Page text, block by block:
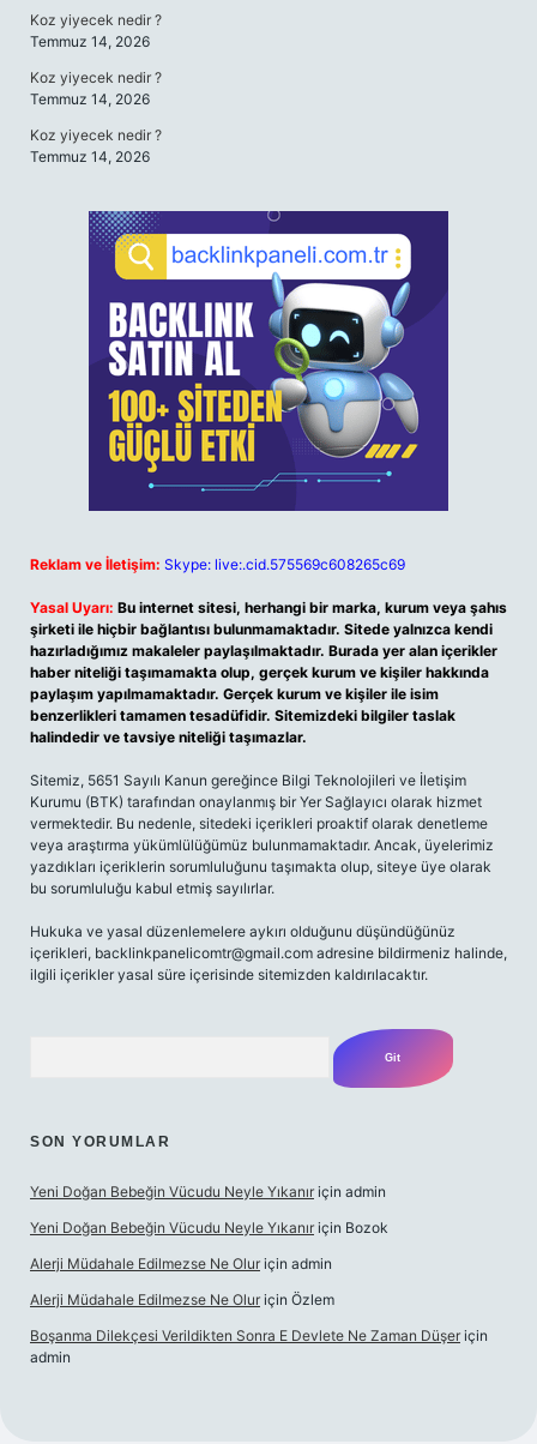
Koz yiyecek nedir ?
Temmuz 14, 2026
Koz yiyecek nedir ?
Temmuz 14, 2026
Koz yiyecek nedir ?
Temmuz 14, 2026
Reklam ve İletişim: Skype: live:.cid.575569c608265c69
Yasal Uyarı: Bu internet sitesi, herhangi bir marka, kurum veya şahıs
şirketi ile hiçbir bağlantısı bulunmamaktadır. Sitede yalnızca kendi
hazırladığımız makaleler paylaşılmaktadır. Burada yer alan içerikler
haber niteliği taşımamakta olup, gerçek kurum ve kişiler hakkında
paylaşım yapılmamaktadır. Gerçek kurum ve kişiler ile isim
benzerlikleri tamamen tesadüfidir. Sitemizdeki bilgiler taslak
halindedir ve tavsiye niteliği taşımazlar.
Sitemiz, 5651 Sayılı Kanun gereğince Bilgi Teknolojileri ve İletişim
Kurumu (BTK) tarafından onaylanmış bir Yer Sağlayıcı olarak hizmet
vermektedir. Bu nedenle, sitedeki içerikleri proaktif olarak denetleme
veya araştırma yükümlülüğümüz bulunmamaktadır. Ancak, üyelerimiz
yazdıkları içeriklerin sorumluluğunu taşımakta olup, siteye üye olarak
bu sorumluluğu kabul etmiş sayılırlar.
Hukuka ve yasal düzenlemelere aykırı olduğunu düşündüğünüz
içerikleri, backlinkpanelicomtr@gmail.com adresine bildirmeniz halinde,
ilgili içerikler yasal süre içerisinde sitemizden kaldırılacaktır.
SON YORUMLAR
Yeni Doğan Bebeğin Vücudu Neyle Yıkanır için admin
Yeni Doğan Bebeğin Vücudu Neyle Yıkanır için Bozok
Alerji Müdahale Edilmezse Ne Olur için admin
Alerji Müdahale Edilmezse Ne Olur için Özlem
Boşanma Dilekçesi Verildikten Sonra E Devlete Ne Zaman Düşer için
admin